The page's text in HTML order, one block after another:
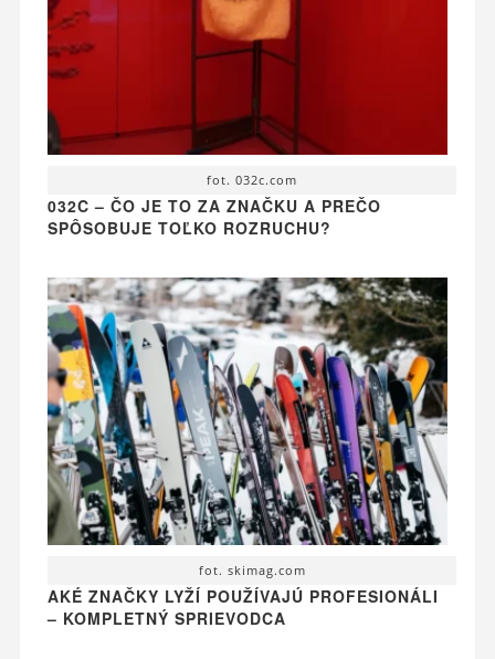
fot. 032c.com
032C – ČO JE TO ZA ZNAČKU A PREČO
SPÔSOBUJE TOĽKO ROZRUCHU?
fot. skimag.com
AKÉ ZNAČKY LYŽÍ POUŽÍVAJÚ PROFESIONÁLI
– KOMPLETNÝ SPRIEVODCA